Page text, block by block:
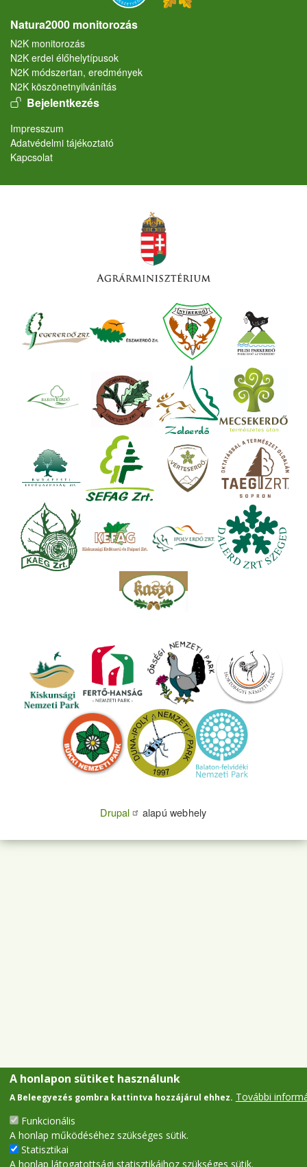
Natura2000 monitorozás
N2K monitorozás
N2K erdei élőhelytípusok
N2K módszertan, eredmények
N2K köszönetnyilvánítás
User account menu
Bejelentkezés
Lábléc
Impresszum
Adatvédelmi tájékoztató
Kapcsolat
Drupal alapú webhely
A honlapon sütiket használunk
A Beleegyezés gombra kattintva hozzájárul ehhez. További
Funkcionális
A honlap működéséhez szükséges sütik.
Statisztikai
A honlap látogatottsági statisztikáihoz szükséges sütik.